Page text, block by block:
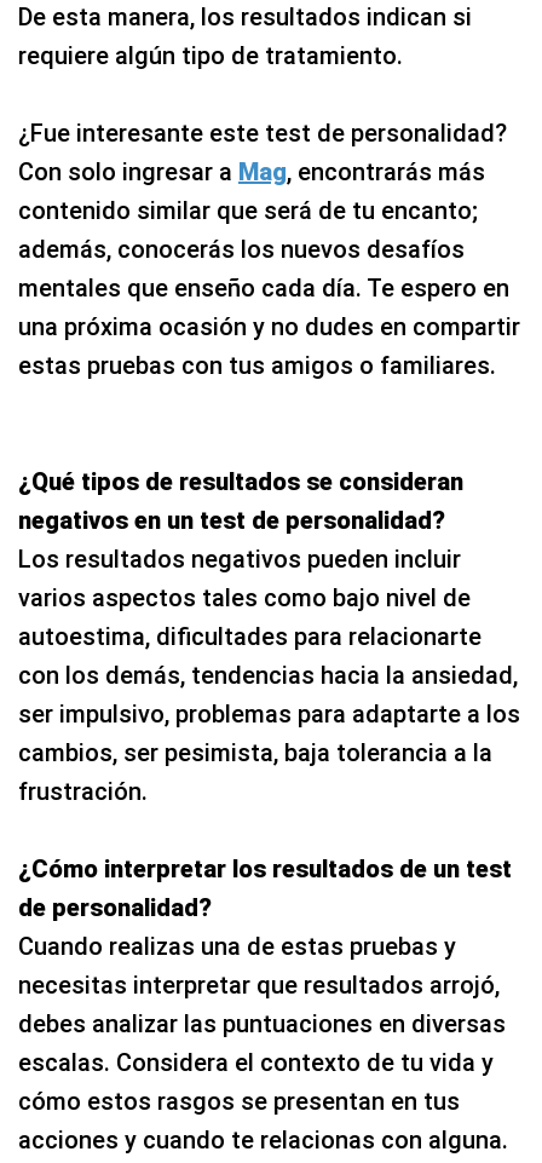
De esta manera, los resultados indican si
requiere algún tipo de tratamiento.
¿Fue interesante este test de personalidad?
Con solo ingresar a Mag, encontrarás más
contenido similar que será de tu encanto;
además, conocerás los nuevos desafíos
mentales que enseño cada día. Te espero en
una próxima ocasión y no dudes en compartir
estas pruebas con tus amigos o familiares.
¿Qué tipos de resultados se consideran
negativos en un test de personalidad?
Los resultados negativos pueden incluir
varios aspectos tales como bajo nivel de
autoestima, dificultades para relacionarte
con los demás, tendencias hacia la ansiedad,
ser impulsivo, problemas para adaptarte a los
cambios, ser pesimista, baja tolerancia a la
frustración.
¿Cómo interpretar los resultados de un test
de personalidad?
Cuando realizas una de estas pruebas y
necesitas interpretar que resultados arrojó,
debes analizar las puntuaciones en diversas
escalas. Considera el contexto de tu vida y
cómo estos rasgos se presentan en tus
acciones y cuando te relacionas con alguna.